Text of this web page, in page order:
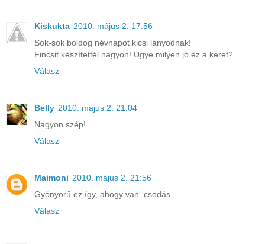
Kiskukta 2010. május 2. 17:56
Sok-sok boldog névnapot kicsi lányodnak!
Fincsit készítettél nagyon! Ugye milyen jó ez a keret?
Válasz
Belly 2010. május 2. 21:04
Nagyon szép!
Válasz
Maimoni 2010. május 2. 21:56
Gyönyörű ez így, ahogy van. csodás.
Válasz